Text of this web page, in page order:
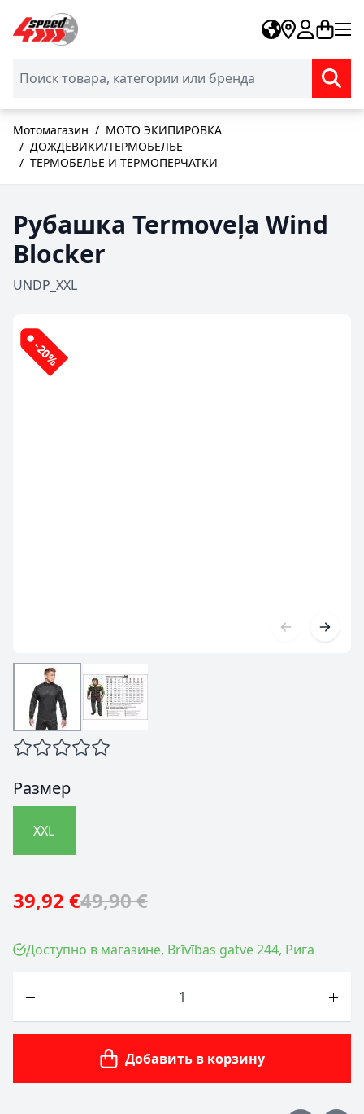
Skip to Content
Мотомагазин / МОТО ЭКИПИРОВКА
/ ДОЖДЕВИКИ/ТЕРМОБЕЛЬЕ
/ ТЕРМОБЕЛЬЕ И ТЕРМОПЕРЧАТКИ
Рубашка Termoveļa Wind
Blocker
UNDP_XXL
-20%
Размер
XXL
39,92 €49,90 €
Доступно в магазине, Brīvības gatve 244, Рига
Добавить в корзину